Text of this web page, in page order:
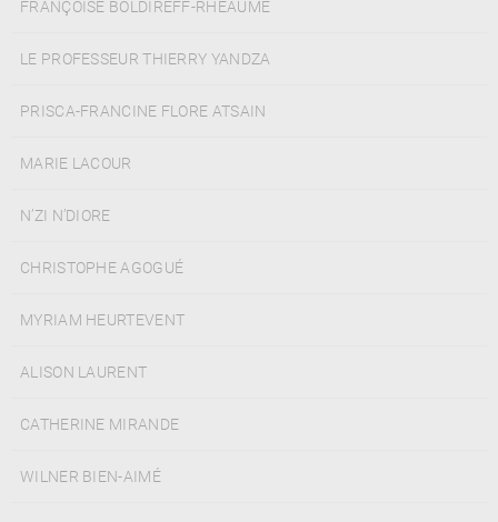
FRANÇOISE BOLDIREFF-RHEAUME
LE PROFESSEUR THIERRY YANDZA
PRISCA-FRANCINE FLORE ATSAIN
MARIE LACOUR
N’ZI N’DIORE
CHRISTOPHE AGOGUÉ
MYRIAM HEURTEVENT
ALISON LAURENT
CATHERINE MIRANDE
WILNER BIEN-AIMÉ